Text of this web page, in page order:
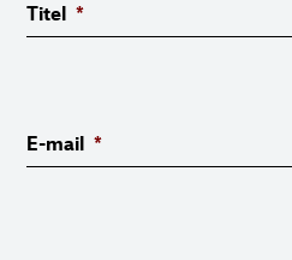
Titel *
E-mail *